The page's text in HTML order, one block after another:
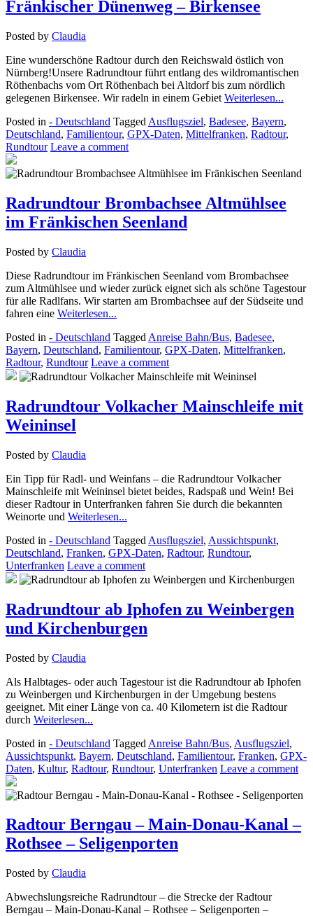
Fränkischer Dünenweg – Birkensee
Posted by Claudia
Eine wunderschöne Radtour durch den Reichswald östlich von
Nürnberg!Unsere Radrundtour führt entlang des wildromantischen
Röthenbachs vom Ort Röthenbach bei Altdorf bis zum nördlich
gelegenen Birkensee. Wir radeln in einem Gebiet Weiterlesen...
Posted in - Deutschland Tagged Ausflugsziel, Badesee, Bayern,
Deutschland, Familientour, GPX-Daten, Mittelfranken, Radtour,
Rundtour Leave a comment
Radrundtour Brombachsee Altmühlsee
im Fränkischen Seenland
Posted by Claudia
Diese Radrundtour im Fränkischen Seenland vom Brombachsee
zum Altmühlsee und wieder zurück eignet sich als schöne Tagestour
für alle Radlfans. Wir starten am Brombachsee auf der Südseite und
fahren eine Weiterlesen...
Posted in - Deutschland Tagged Anreise Bahn/Bus, Badesee,
Bayern, Deutschland, Familientour, GPX-Daten, Mittelfranken,
Radtour, Rundtour Leave a comment
Radrundtour Volkacher Mainschleife mit
Weininsel
Posted by Claudia
Ein Tipp für Radl- und Weinfans – die Radrundtour Volkacher
Mainschleife mit Weininsel bietet beides, Radspaß und Wein! Bei
dieser Radtour in Unterfranken fahren Sie durch die bekannten
Weinorte und Weiterlesen...
Posted in - Deutschland Tagged Ausflugsziel, Aussichtspunkt,
Deutschland, Franken, GPX-Daten, Radtour, Rundtour,
Unterfranken Leave a comment
Radrundtour ab Iphofen zu Weinbergen
und Kirchenburgen
Posted by Claudia
Als Halbtages- oder auch Tagestour ist die Radrundtour ab Iphofen
zu Weinbergen und Kirchenburgen in der Umgebung bestens
geeignet. Mit einer Länge von ca. 40 Kilometern ist die Radtour
durch Weiterlesen...
Posted in - Deutschland Tagged Anreise Bahn/Bus, Ausflugsziel,
Aussichtspunkt, Bayern, Deutschland, Familientour, Franken, GPX-
Daten, Kultur, Radtour, Rundtour, Unterfranken Leave a comment
Radtour Berngau – Main-Donau-Kanal –
Rothsee – Seligenporten
Posted by Claudia
Abwechslungsreiche Radrundtour – die Strecke der Radtour
Berngau – Main-Donau-Kanal – Rothsee – Seligenporten –